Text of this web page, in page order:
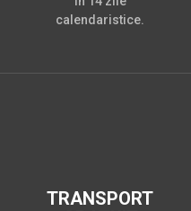
calendaristice.
TRANSPORT